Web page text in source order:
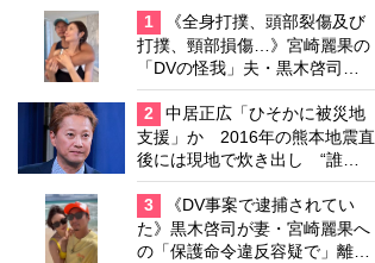
1
《全身打撲、頭部裂傷及び
打撲、頸部損傷…》宮崎麗果の
「DVの怪我」夫・黒木啓司の
逮捕で始まる「夫婦の闘争」
2
中居正広「ひそかに被災地
支援」か 2016年の熊本地震直
後には現地で炊き出し “誰に
も知られなくて良い”と、むし
ろ強まる福祉活動への思い
3
《DV事案で逮捕されてい
た》黒木啓司が妻・宮崎麗果へ
の「保護命令違反容疑で」離婚